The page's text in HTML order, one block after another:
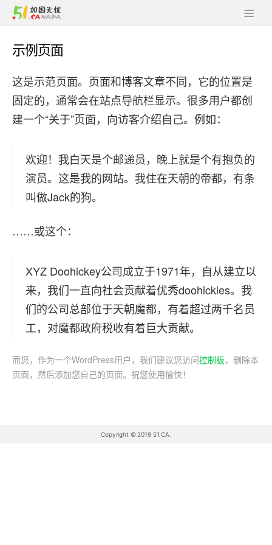
示例页面
这是示范页面。页面和博客文章不同，它的位置是
固定的，通常会在站点导航栏显示。很多用户都创
建一个“关于”页面，向访客介绍自己。例如：
欢迎！我白天是个邮递员，晚上就是个有抱负的
演员。这是我的网站。我住在天朝的帝都，有条
叫做Jack的狗。
……或这个：
XYZ Doohickey公司成立于1971年，自从建立以
来，我们一直向社会贡献着优秀doohickies。我
们的公司总部位于天朝魔都，有着超过两千名员
工，对魔都政府税收有着巨大贡献。
而您，作为一个WordPress用户，我们建议您访问控制板，删除本
页面，然后添加您自己的页面。祝您使用愉快！
Copyright © 2019 51.CA.